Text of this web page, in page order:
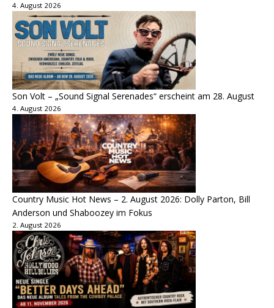
4. August 2026
Son Volt – „Sound Signal Serenades“ erscheint am 28. August
4. August 2026
Country Music Hot News – 2. August 2026: Dolly Parton, Bill
Anderson und Shaboozey im Fokus
2. August 2026